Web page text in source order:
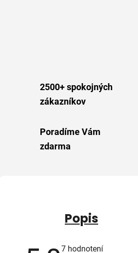
2500+ spokojných
zákazníkov
Poradíme Vám
zdarma
Popis
Priemerné
7 hodnotení